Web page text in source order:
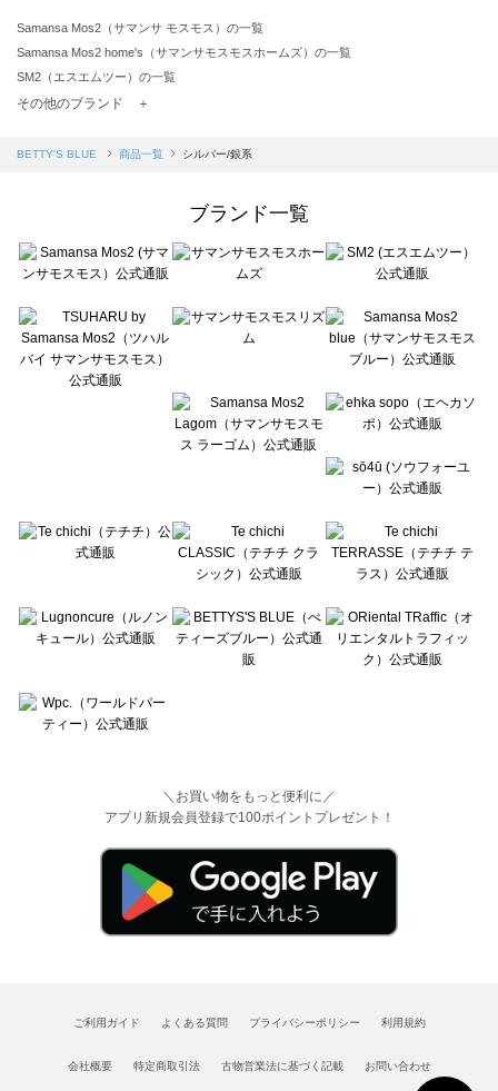
Samansa Mos2（サマンサ モスモス）の一覧
Samansa Mos2 home's（サマンサモスモスホームズ）の一覧
SM2（エスエムツー）の一覧
TSUHARU by Samansa Mos2（ツハルバイサマンサモスモス）の一覧
Samansa Mos2 blue（サマンサモスモス ブルー）の一覧
Te chichi（テチチ）の一覧
Te chichi CLASSIC（テチチ クラシック）の一覧
Lugnoncure（ルノンキュール）の一覧
BETTY'S BLUE（べティーズブルー）の一覧
Wpc.（ワールドパーティー）の一覧
その他のブランド ＋
BETTY'S BLUE 商品一覧 シルバー/銀系
ブランド一覧
＼お買い物をもっと便利に／
アプリ新規会員登録で100ポイントプレゼント！
ご利用ガイド よくある質問 プライバシーポリシー 利用規約
会社概要 特定商取引法 古物営業法に基づく記載 お問い合わせ